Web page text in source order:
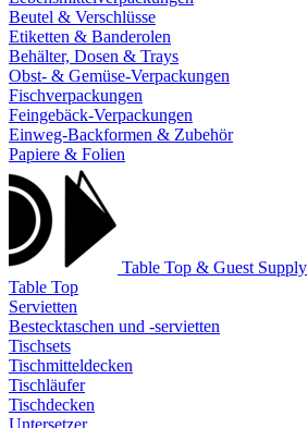
Beutel & Verschlüsse
Etiketten & Banderolen
Behälter, Dosen & Trays
Obst- & Gemüse-Verpackungen
Fischverpackungen
Feingebäck-Verpackungen
Einweg-Backformen & Zubehör
Papiere & Folien
Table Top & Guest Supply
Table Top
Servietten
Bestecktaschen und -servietten
Tischsets
Tischmitteldecken
Tischläufer
Tischdecken